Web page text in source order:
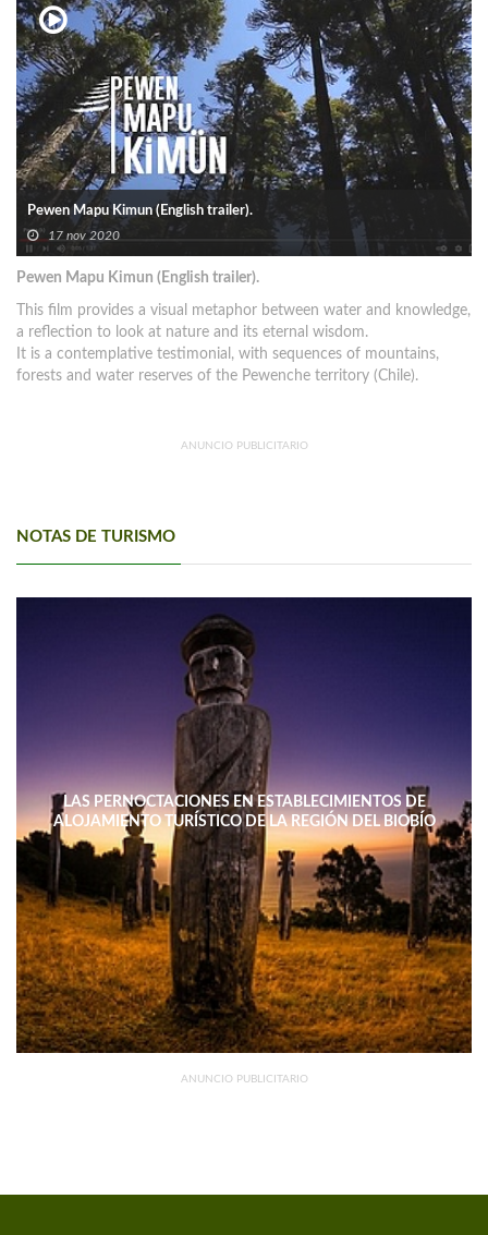
Pewen Mapu Kimun (English trailer).
17 nov 2020
Pewen Mapu Kimun (English trailer).
This film provides a visual metaphor between water and knowledge,
a reflection to look at nature and its eternal wisdom.
It is a contemplative testimonial, with sequences of mountains,
forests and water reserves of the Pewenche territory (Chile).
ANUNCIO PUBLICITARIO
NOTAS DE TURISMO
LAS PERNOCTACIONES EN ESTABLECIMIENTOS DE
ALOJAMIENTO TURÍSTICO DE LA REGIÓN DEL BIOBÍO
DISMINUYERON 15,4% INTERANUAL
ANUNCIO PUBLICITARIO